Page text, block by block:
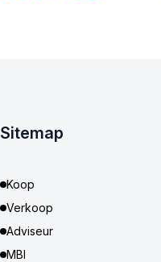
Sitemap
Koop
Verkoop
Adviseur
MBI